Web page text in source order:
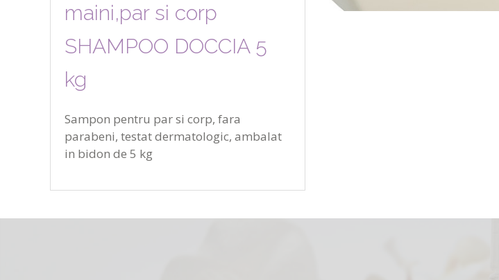
maini,par si corp
SHAMPOO DOCCIA 5
kg
Sampon pentru par si corp, fara
parabeni, testat dermatologic, ambalat
in bidon de 5 kg